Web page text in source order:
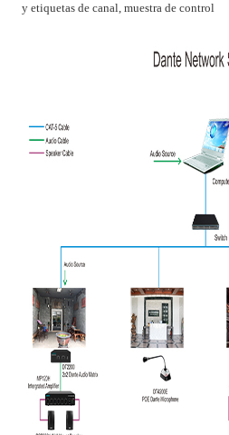
y etiquetas de canal, muestra de control